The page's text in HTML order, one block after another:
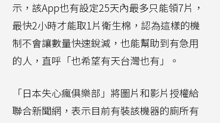
示，該App也有設定25天內最多只能領7片，
最快2小時才能取1片衛生棉，認為這樣的機
制不會讓數量快速銳減，也能幫助到有急用
的人，直呼「也希望有天台灣也有」。
「日本失心瘋俱樂部」將圖片和影片授權給
聯合新聞網，表示目前有裝該機器的廁所有